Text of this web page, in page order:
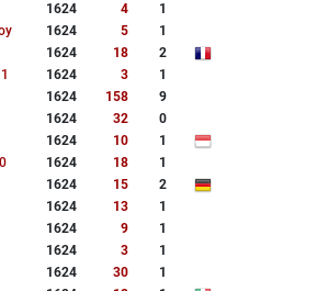
1624 4
1
1624 5
1
1624 18
2
1624 3
1
1624 158
9
1624 32
0
1624 10
1
1624 18
1
1624 15
2
1624 13
1
1624 9
1
1624 3
1
1624 30
1